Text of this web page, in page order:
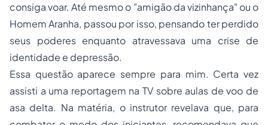
consiga voar. Até mesmo o "amigão da vizinhança" ou o
Homem Aranha, passou por isso, pensando ter perdido
seus poderes enquanto atravessava uma crise de
identidade e depressão.
Essa questão aparece sempre para mim. Certa vez
assisti a uma reportagem na TV sobre aulas de voo de
asa delta. Na matéria, o instrutor revelava que, para